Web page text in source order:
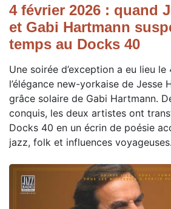
4 février 2026 : quand
et Gabi Hartmann
temps au Docks 40
Une soirée d’exception a eu lieu
l’élégance new-yorkaise de Jesse
grâce solaire de Gabi Hartmann.
conquis, les deux artistes ont
Docks 40 en un écrin de poésie
jazz, folk et influences voyageuses.